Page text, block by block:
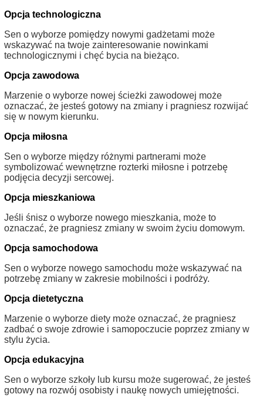
Opcja technologiczna
Sen o wyborze pomiędzy nowymi gadżetami może
wskazywać na twoje zainteresowanie nowinkami
technologicznymi i chęć bycia na bieżąco.
Opcja zawodowa
Marzenie o wyborze nowej ścieżki zawodowej może
oznaczać, że jesteś gotowy na zmiany i pragniesz rozwijać
się w nowym kierunku.
Opcja miłosna
Sen o wyborze między różnymi partnerami może
symbolizować wewnętrzne rozterki miłosne i potrzebę
podjęcia decyzji sercowej.
Opcja mieszkaniowa
Jeśli śnisz o wyborze nowego mieszkania, może to
oznaczać, że pragniesz zmiany w swoim życiu domowym.
Opcja samochodowa
Sen o wyborze nowego samochodu może wskazywać na
potrzebę zmiany w zakresie mobilności i podróży.
Opcja dietetyczna
Marzenie o wyborze diety może oznaczać, że pragniesz
zadbać o swoje zdrowie i samopoczucie poprzez zmiany w
stylu życia.
Opcja edukacyjna
Sen o wyborze szkoły lub kursu może sugerować, że jesteś
gotowy na rozwój osobisty i naukę nowych umiejętności.